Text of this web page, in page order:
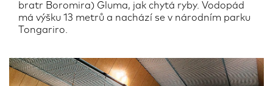
bratr Boromira) Gluma, jak chytá ryby. Vodopád
má výšku 13 metrů a nachází se v národním parku
Tongariro.